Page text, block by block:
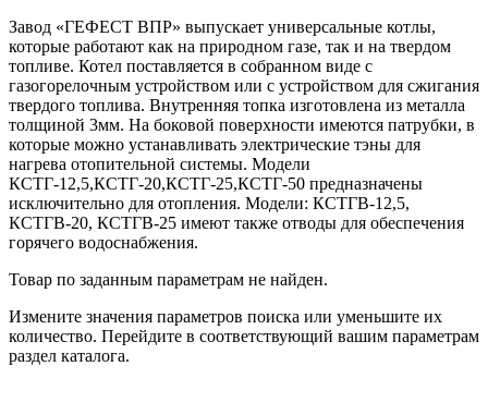
Завод «ГЕФЕСТ ВПР» выпускает универсальные котлы,
которые работают как на природном газе, так и на твердом
топливе. Котел поставляется в собранном виде с
газогорелочным устройством или с устройством для сжигания
твердого топлива. Внутренняя топка изготовлена из металла
толщиной 3мм. На боковой поверхности имеются патрубки, в
которые можно устанавливать электрические тэны для
нагрева отопительной системы. Модели
КСТГ-12,5,КСТГ-20,КСТГ-25,КСТГ-50 предназначены
исключительно для отопления. Модели: КСТГВ-12,5,
КСТГВ-20, КСТГВ-25 имеют также отводы для обеспечения
горячего водоснабжения.
Товар по заданным параметрам не найден.
Измените значения параметров поиска или уменьшите их
количество. Перейдите в соответствующий вашим параметрам
раздел каталога.